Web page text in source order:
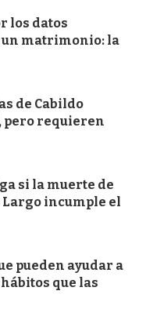
los datos
un matrimonio: la
de Cabildo
pero requieren
si la muerte de
Largo incumple el
pueden ayudar a
que las